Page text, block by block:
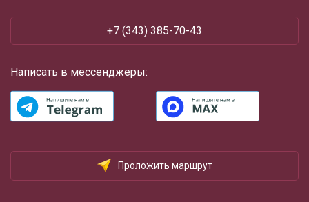
+7 (343) 385-70-43
Написать в мессенджеры:
Проложить маршрут